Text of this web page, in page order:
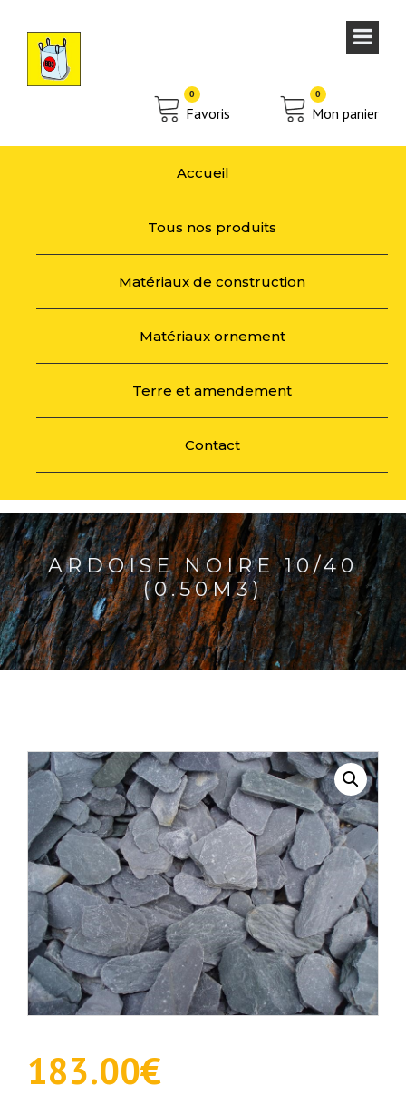
Favoris
0
Mon panier
0
Accueil
Tous nos produits
Matériaux de construction
Matériaux ornement
Terre et amendement
Contact
ARDOISE NOIRE 10/40
(0.50M3)
183.00€